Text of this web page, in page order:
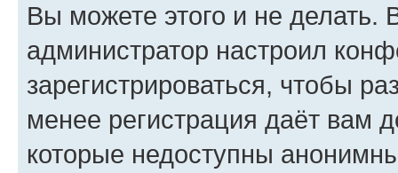
Вы можете этого и не делать.
администратор настроил
зарегистрироваться, чтобы
менее регистрация даёт вам
которые недоступны